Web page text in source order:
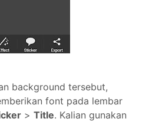
background tersebut,
font pada lembar
> Title. Kalian gunakan